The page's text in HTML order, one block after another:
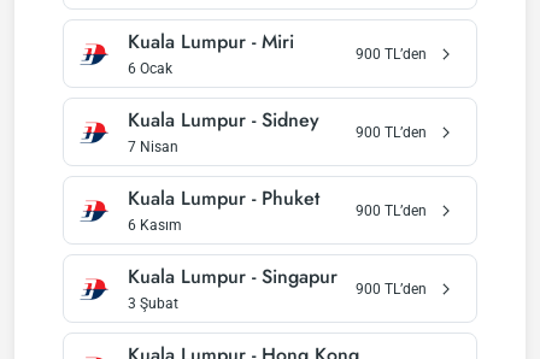
Kuala Lumpur -Miri
6 Ocak
900 TL’den
Kuala Lumpur -Sidney
7 Nisan
900 TL’den
Kuala Lumpur - Phuket
6 Kasım
900 TL’den
Kuala Lumpur -Singapur
3 Şubat
900 TL’den